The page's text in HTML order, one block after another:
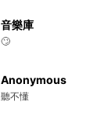
音樂庫
🙄
Anonymous
聽不懂